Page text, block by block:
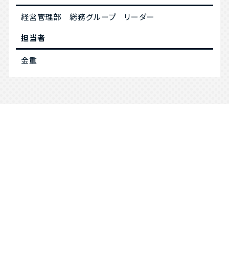
経営管理部 総務グループ リーダー
担当者
金重